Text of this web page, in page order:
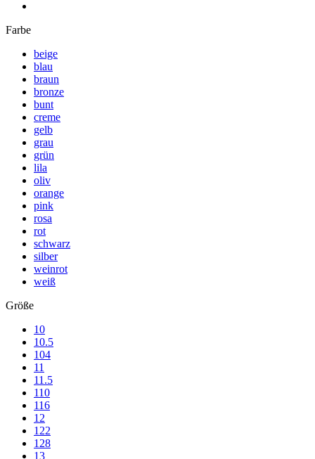
Farbe
beige
blau
braun
bronze
bunt
creme
gelb
grau
grün
lila
oliv
orange
pink
rosa
rot
schwarz
silber
weinrot
weiß
Größe
10
10.5
104
11
11.5
110
116
12
122
128
13